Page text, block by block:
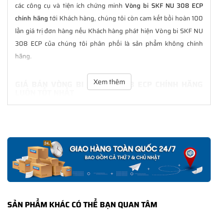
các công cụ và tiện ích chứng minhVòng bi SKF NU 308 ECP
chính hãngtới Khách hàng, chúng tôi còn cam kết bồi hoàn 100
lần giá trị đơn hàng nếu Khách hàng phát hiện Vòng bi SKF NU
308 ECP của chúng tôi phân phối là sản phẩm không chính
hãng.
GIÁ BÁN VÒNG BI SKF NU 308 ECP CHÍNH HÃNG
TạiNGOCANH.COMgiá bán Vòng bi SKF NU 308 ECP luôn là tốt
trong suốt quá trình sử dụng các sản phẩm SKF chính hãng.
CHẾ ĐỘ BẢO HÀNH VÒNG BI SKF NU 308 ECP
CHÍNH HÃNG
Tất cả các sản phẩm SKF chính hãng do
phối đều được bảo hành chính hãng theo đúng tiêu chuẩn bảo
Xem thêm
SẢN PHẨM KHÁC CÓ THỂ BẠN QUAN TÂM